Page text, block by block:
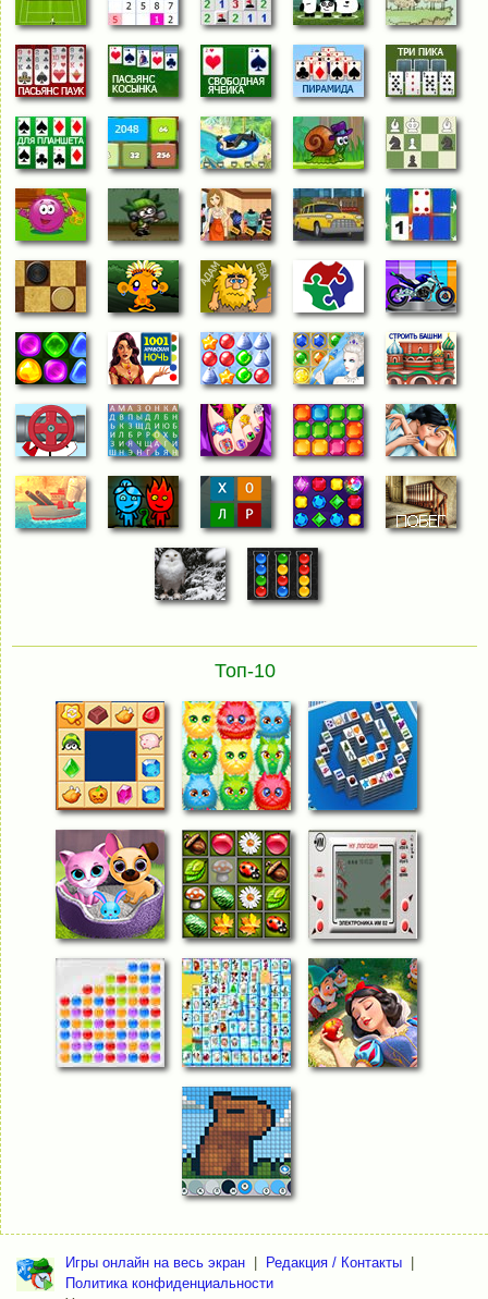
Топ-10
Игры онлайн на весь экран Редакция / Контакты
Политика конфиденциальности